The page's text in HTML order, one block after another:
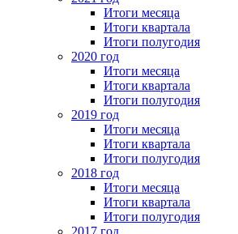
Итоги месяца
Итоги квартала
Итоги полугодия
2020 год
Итоги месяца
Итоги квартала
Итоги полугодия
2019 год
Итоги месяца
Итоги квартала
Итоги полугодия
2018 год
Итоги месяца
Итоги квартала
Итоги полугодия
2017 год